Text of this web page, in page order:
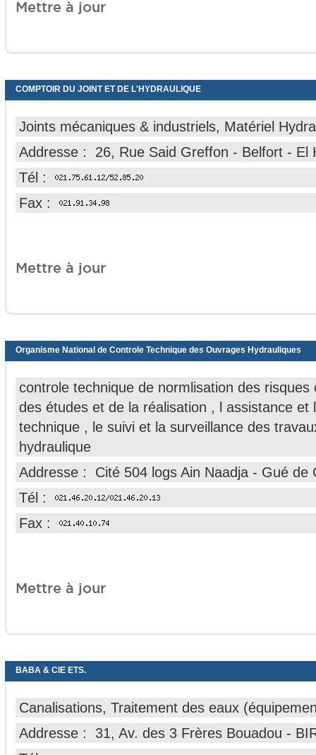
Mettre à jour
COMPTOIR DU JOINT ET DE L'HYDRAULIQUE
Joints mécaniques & industriels, Matériel
Addresse : 26, Rue Said Greffon - Belfort - El
Tél :
Fax :
Mettre à jour
Organisme National de Controle Technique des Ouvrages Hydrauliques
controle technique de normlisation des
des études et de la réalisation , l assistance et
technique , le suivi et la surveillance des
hydraulique
Addresse : Cité 504 logs Ain Naadja - Gué de
Tél :
Fax :
Mettre à jour
BABA & CIE ETS.
Canalisations, Traitement des eaux
Addresse : 31, Av. des 3 Frères Bouadou -